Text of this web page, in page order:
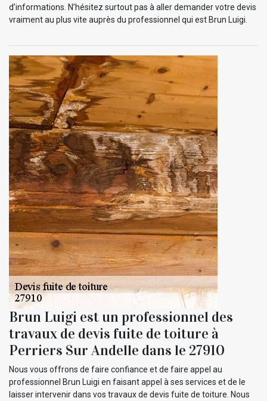
d’informations. N’hésitez surtout pas à aller demander votre devis
vraiment au plus vite auprès du professionnel qui est Brun Luigi.
Brun Luigi est un professionnel des
travaux de devis fuite de toiture à
Perriers Sur Andelle dans le 27910
Nous vous offrons de faire confiance et de faire appel au
professionnel Brun Luigi en faisant appel à ses services et de le
laisser intervenir dans vos travaux de devis fuite de toiture. Nous